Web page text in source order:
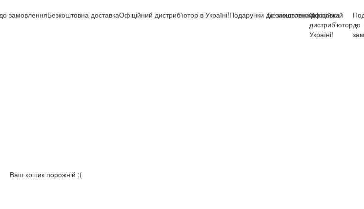
Безкоштовна доставкаОфіційний дистриб'ютор в Україні!Подарунки до замовлення
Безкоштовна доставка
Офіційний
дистриб'ютор в
Україні!
до
Ваш кошик порожній :(